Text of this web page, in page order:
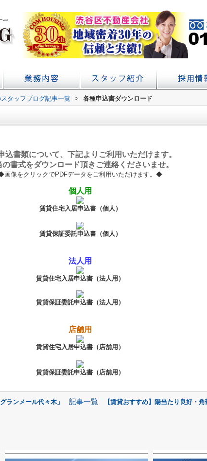
初台の賃貸 不動産売買ならコムハウジング
賃貸経営・管理業務サポート
学校提携・学生賃貸仲介
タッフブログ記事一覧 > 各種申込書ダウンロード
込書類について、下記よりご利用いただけます。
の書式をダウンロード頂きご連絡くださいませ。
画像をクリックでPDFデータをご利用いただけます。 ◆
個人用
賃貸住宅入居申込書（個人）
賃貸保証委託申込書（個人）
法人用
賃貸住宅入居申込書（法人用）
賃貸保証委託申込書（法人用）
店舗用
賃貸住宅入居申込書（店舗用）
賃貸保証委託申込書 （店舗用）
ランメール代々木」 記事一覧 【賃貸おすすめ】陽当たり良好・